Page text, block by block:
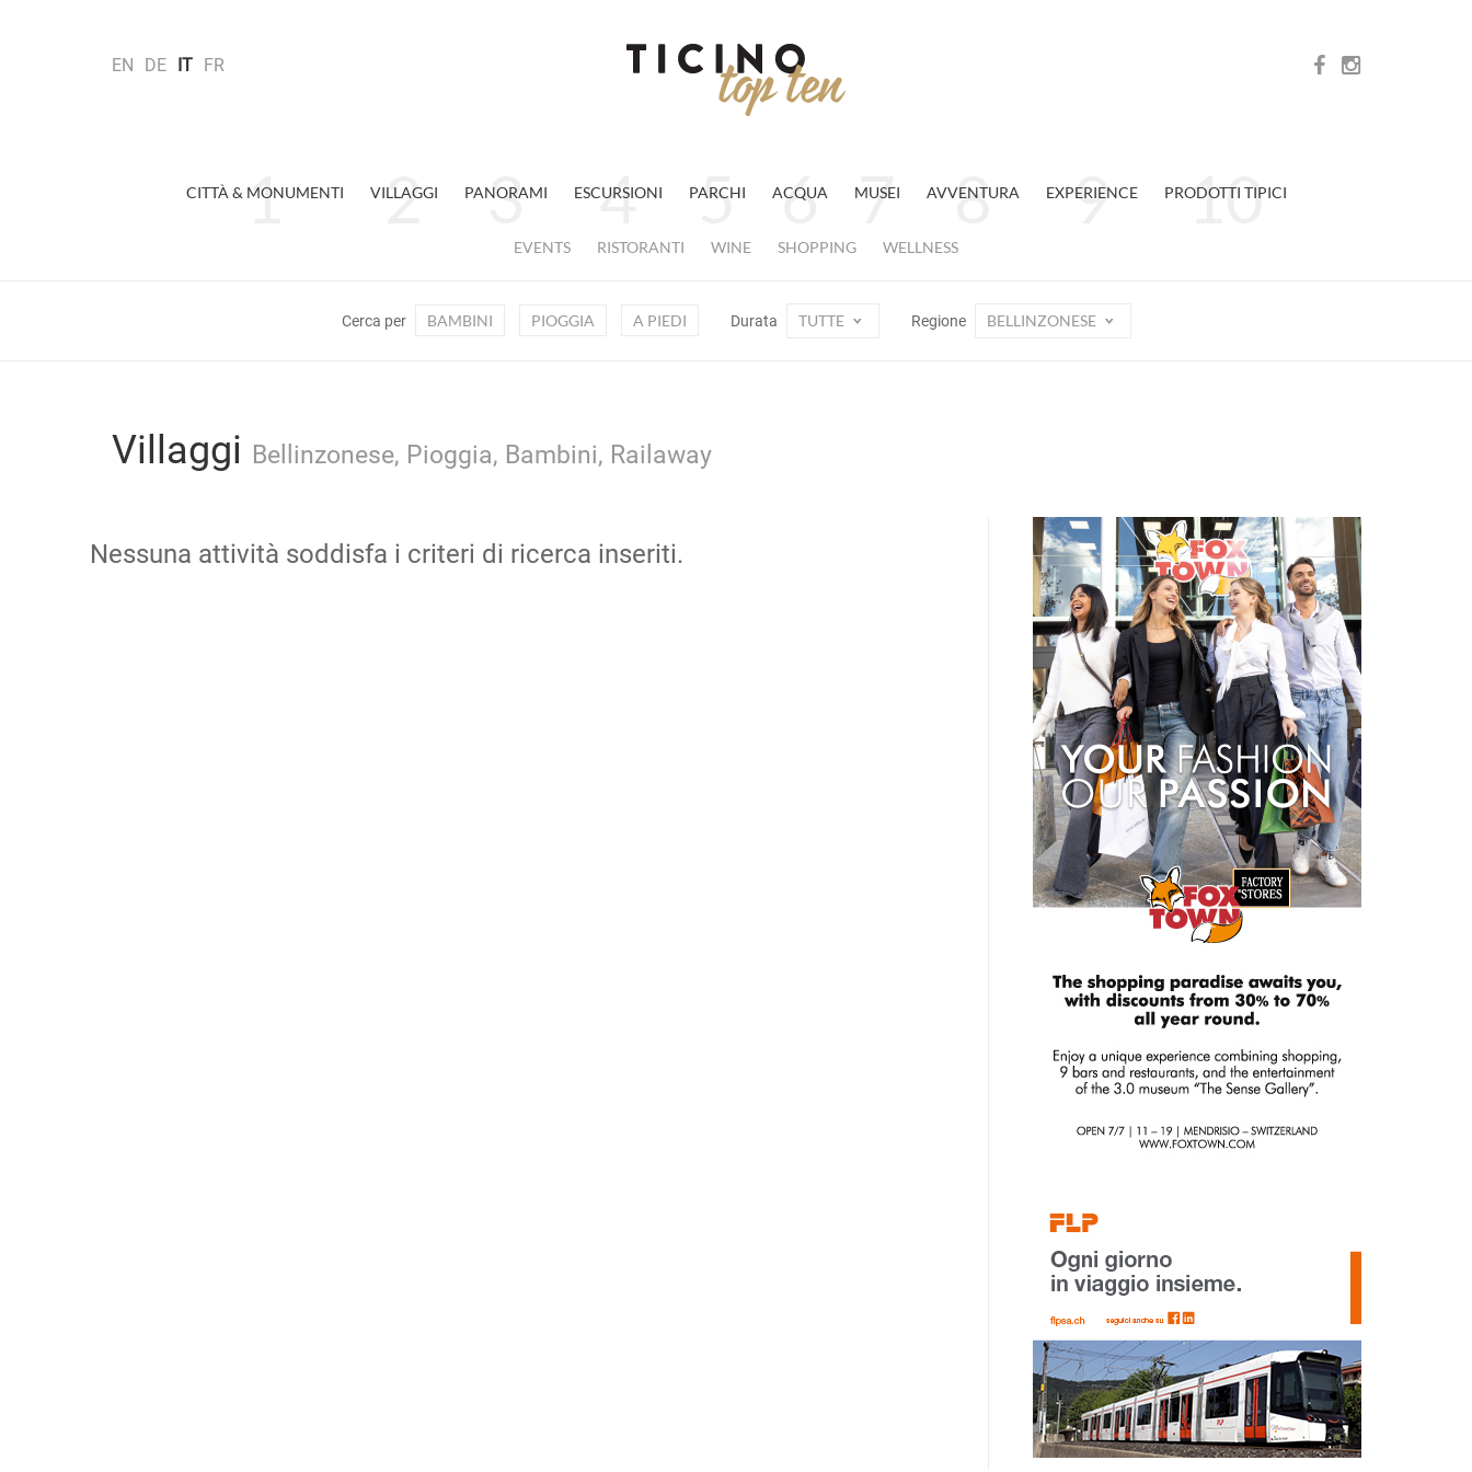
EN DE IT FR
CITTÀ & MONUMENTI VILLAGGI PANORAMI ESCURSIONI PARCHI ACQUA MUSEI AVVENTURA EXPERIENCE PRODOTTI TIPICI
EVENTS RISTORANTI WINE SHOPPING WELLNESS
Cerca per BAMBINI PIOGGIA A PIEDI Durata TUTTE Regione BELLINZONESE
Villaggi Bellinzonese, Pioggia, Bambini, Railaway
Nessuna attività soddisfa i criteri di ricerca inseriti.